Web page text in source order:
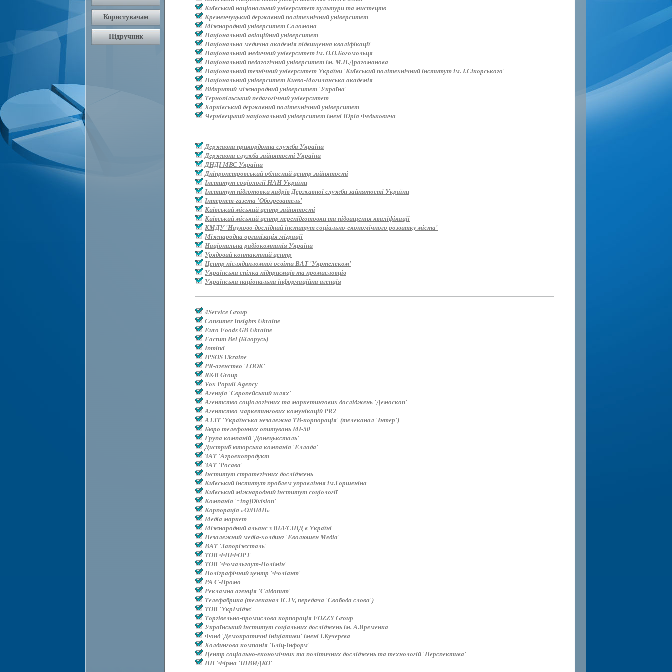
Київський національний університет культури та мистецтв
Кременчуцький державний політехнічний університет
Міжнародний університет Соломона
Національний авіаційний університет
Національна медична академія підвищення кваліфікації
Національний медичний університет ім. О.О.Богомольця
Національний педагогічний університет ім. М.П.Драгоманова
Національний тезнічний університет України 'Київський політехнічний інститут ім. І.Сікорського'
Національний університет Києво-Могилянська академія
Відкритий міжнародний університет 'Україна'
Тернопільський педагогічний університет
Харківський державний політехнічний університет
Чернівецький національний університет імені Юрія Федьковича
Державна прикордонна служба України
Державна служба зайнятості України
ДНДІ МВС України
Дніпропетровський обласний центр зайнятості
Інститут соціології НАН України
Інститут підготовки кадрів Державної служби зайнятості України
Інтернет-газета 'Обозреватель'
Київський міський центр зайнятості
Київський міський центр перепідготовки та підвищення кваліфікації
КМДУ 'Науково-дослідний інститут соціально-економічного розвитку міста'
Міжнародна організація міграції
Національна радіокомпанія України
Урядовий контактний центр
Центр післядипломної освіти ВАТ 'Укртелеком'
Українська спілка підприємців та промисловців
Українська національна інформаційна агенція
4Service Group
Consumer Insights Ukraine
Euro Foods GB Ukraine
Factum Bel (Білорусь)
Inmind
IPSOS Ukraine
PR-агенство 'LOOK'
R&B Group
Vox Populi Agency
Агенція 'Європейський шлях'
Агентство соціологічних та маркетингових досліджень 'Демоскоп'
Агентство маркетингових комунікацій PR2
АТЗТ 'Українська незалежна ТВ-корпорація' (телеканал 'Інтер')
Бюро телефонних опитувань MI-50
Група компаній 'Донецьксталь'
Дистриб'юторська компанія 'Еллада'
ЗАТ 'Агроекопродукт
ЗАТ 'Росава'
Інститут стратегічних досліджень
Київський інститут проблем управління ім.Горшеніна
Київський міжнародний інститут соціології
Компанія '~ing]Division'
Корпорація «ОЛІМП»
Медіа маркет
Міжнародний альянс з ВІЛ/СНІД в Україні
Незалежний медіа-холдинг 'Еволюшен Медіа'
ВАТ 'Запоріжсталь'
ТОВ ФІНФОРТ
ТОВ 'Фомальгаут-Полімін'
Поліграфічний центр 'Фоліант'
РА С-Промо
Рекламна агенція 'Слідопит'
Телефабрика (телеканал ICTV, передача 'Свобода слова')
ТОВ 'УкрІмідж'
Торгівельно-промислова корпорація FOZZY Group
Український інститут соціальних досліджень ім. А.Яременка
Фонд 'Демократичні ініціативи' імені І.Кучерєва
Холдингова компанія 'Бліц-Інформ'
Центр соціально-економічних та політичних досліджень та технологій 'Перспектива'
ПП 'Фірма 'ШВИДКО'